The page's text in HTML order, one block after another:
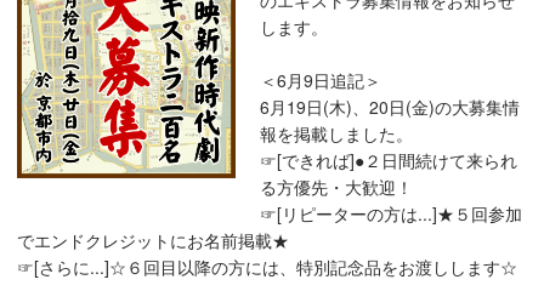
します。
＜6月9日追記＞
6月19日(木)、20日(金)の大募集情
報を掲載しました。
☞[できれば]●２日間続けて来られ
る方優先・大歓迎！
☞[リピーターの方は...]★５回参加
でエンドクレジットにお名前掲載★
☞[さらに...]☆６回目以降の方には、特別記念品をお渡しします☆